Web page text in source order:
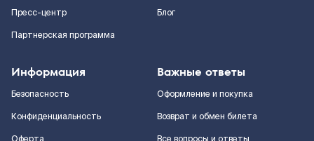
Пресс-центр
Партнерская программа
Блог
Информация
Безопасность
Конфиденциальность
Важные ответы
Оформление и покупка
Возврат и обмен билета